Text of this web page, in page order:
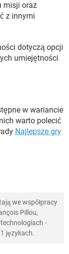
misji oraz
z innymi
dotyczą opcji
umiejętności
w wariancie
warto polecić
Najlepsze gry
we współpracy
Pillou,
-
językach.